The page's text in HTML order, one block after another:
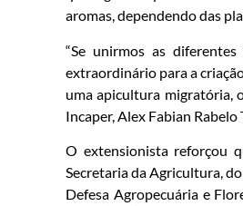
aromas, dependendo das
“Se unirmos as
extraordinário para a
uma apicultura migratória,
Incaper, Alex Fabian Rabelo
O extensionista reforçou
Secretaria da Agricultura,
Defesa Agropecuária e